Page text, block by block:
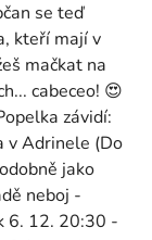
se teď
kteří mají v
mačkat na
cabeceo! 😍
závidí:
v Adrinele (Do
jako
neboj -
6. 12. 20:30 -